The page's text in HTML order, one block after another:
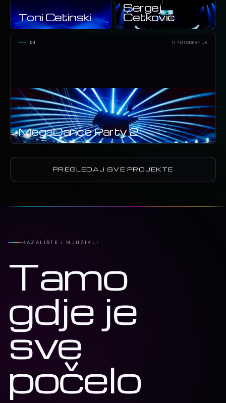
Toni Cetinski
Sergej
Ćetković
MegaDance Party 2
04 11 FOTOGRAFIJA
PREGLEDAJ SVE PROJEKTE
KAZALIŠTE I MJUZIKLI
Tamo
gdje je
sve
počelo